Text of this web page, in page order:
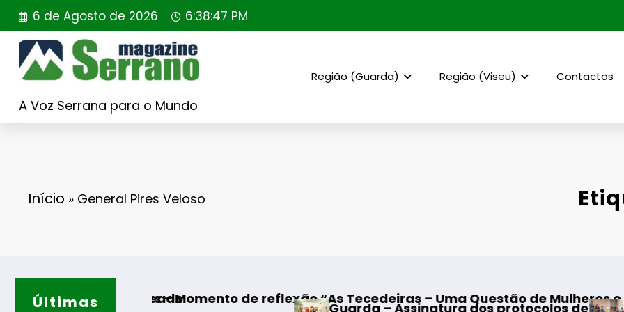
Saltar
para
conteúdo
6 de Agosto de 2026 6:38:48 PM
A Voz Serrana para o Mundo
Região (Guarda) Região (Viseu) Contactos
Início » General Pires Veloso
Últimas
sorteado– Momento de reflexão “As Tecedeiras – Uma Questão de Mulheres e de Homens”
Guarda – Assinatura dos protocolos de cooperação entre
Mangualde –